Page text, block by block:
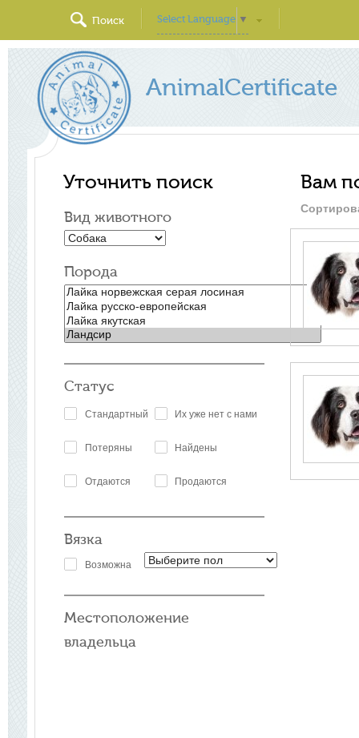
Поиск Select Language ▼
AnimalCertificate
Уточнить поиск
Вид животного
Порода
Статус
Стандартный
Потеряны
Отдаются
Их уже нет с нами
Найдены
Продаются
Вязка
Возможна
Местоположение
владельца
Вам